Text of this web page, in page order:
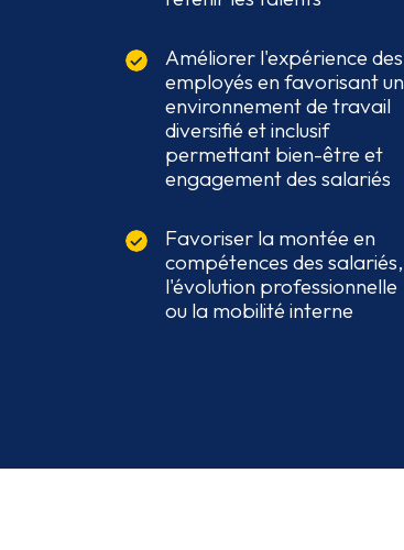
Améliorer l'expérience des
employés en favorisant un
environnement de travail
diversifié et inclusif
permettant bien-être et
engagement des salariés
Favoriser la montée en
compétences des salariés,
l'évolution professionnelle
ou la mobilité interne